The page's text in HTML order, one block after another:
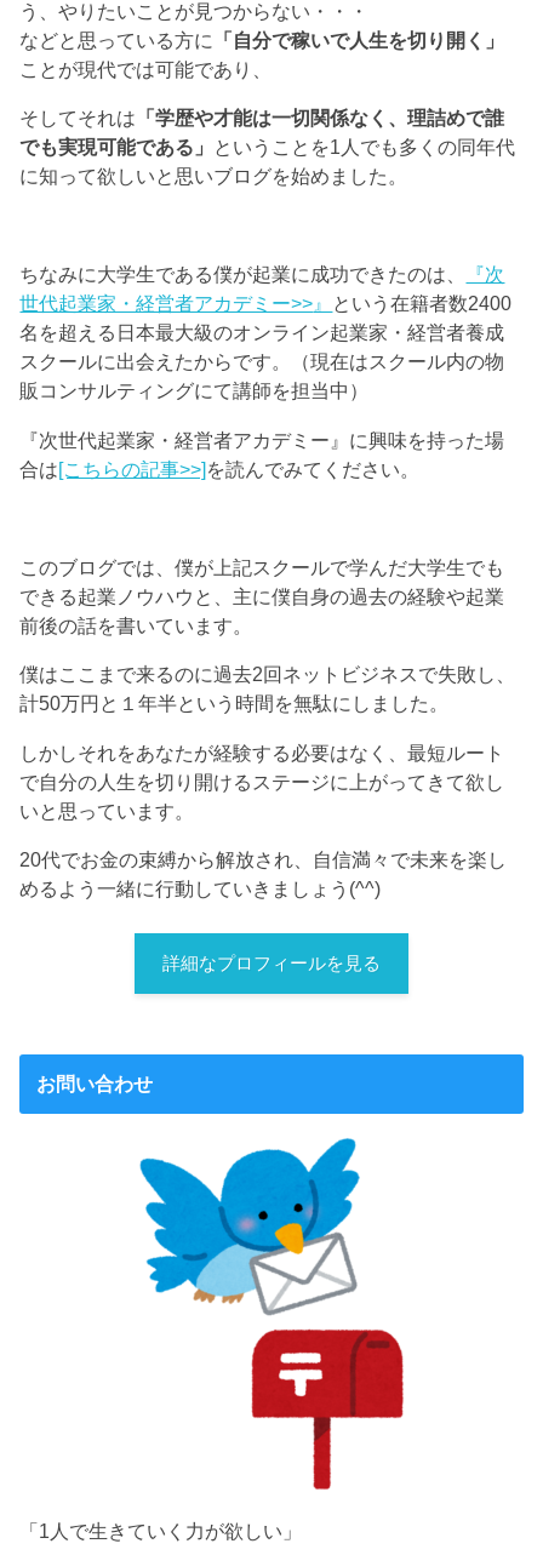
う、やりたいことが見つからない・・・
などと思っている方に
「自分で稼いで人生を切り開く」
ことが現代では可能であり、
そしてそれは 「学歴や才能は一切関係なく、理詰めで誰
でも実現可能である」 ということを1人でも多くの同年代
に知って欲しいと思いブログを始めました。
ちなみに大学生である僕が起業に成功できたのは、
『次
世代起業家・経営者アカデミー>> 』 という在籍者数2400
名を超える日本最大級のオンライン起業家・経営者養成
スクールに出会えたからです。（現在はスクール内の物
販コンサルティングにて講師を担当中）
『次世代起業家・経営者アカデミー』に興味を持った場
合は[こちらの記事>>]を読んでみてください。
このブログでは、僕が上記スクールで学んだ大学生でも
できる起業ノウハウと、主に僕自身の過去の経験や起業
前後の話を書いています。
僕はここまで来るのに過去2回ネットビジネスで失敗し、
計50万円と１年半という時間を無駄にしました。
しかしそれをあなたが経験する必要はなく、最短ルート
で自分の人生を切り開けるステージに上がってきて欲し
いと思っています。
20代でお金の束縛から解放され、自信満々で未来を楽し
めるよう一緒に行動していきましょう(^^)
詳細なプロフィールを見る
お問い合わせ
「1人で生きていく力が欲しい」